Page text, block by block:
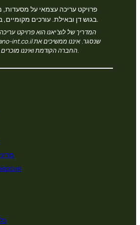
פרויקט עריכה עצמאי על מסעדות,
בגוש דן ובאילת. עורכים מקומיים, ביקורות שטח.
המדריך של לוצ’יאנו הוא פרויקט
החברה הקודמת ואיננו מוכרים ריהוט.